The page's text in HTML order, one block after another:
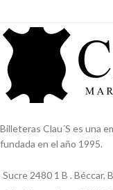
Billeteras Clau´S es una
fundada en el año 1995.
Sucre 2480 1 B . Béccar,